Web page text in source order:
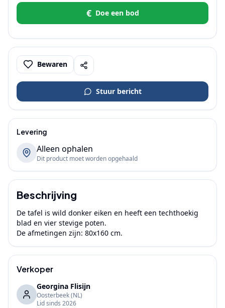
€ Doe een bod
Bewaren
Stuur bericht
Levering
Alleen ophalen
Dit product moet worden opgehaald
Beschrijving
De tafel is wild donker eiken en heeft een techthoekig
blad en vier stevige poten.
De afmetingen zijn: 80x160 cm.
Verkoper
Georgina Flisijn
Oosterbeek(NL)
Lid sinds 2026